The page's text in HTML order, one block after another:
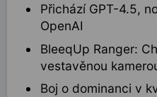
Přichází GPT-4.5,
OpenAI
BleeqUp Ranger:
vestavěnou
Boj o dominanci v